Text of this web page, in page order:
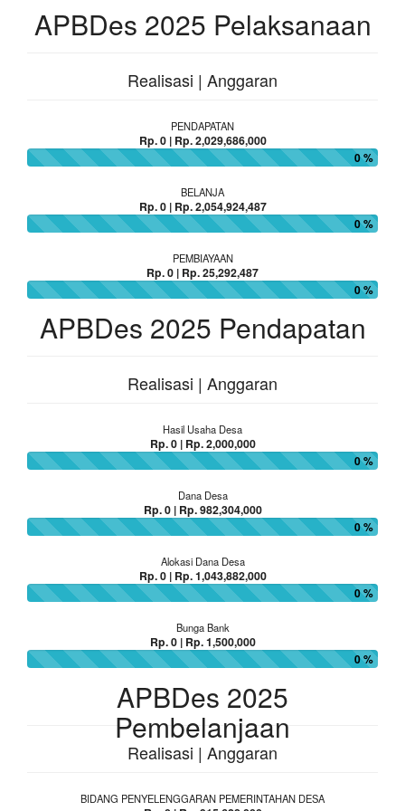
APBDes 2025 Pelaksanaan
Realisasi | Anggaran
PENDAPATAN
Rp. 0 | Rp. 2,029,686,000
0 %
BELANJA
Rp. 0 | Rp. 2,054,924,487
0 %
PEMBIAYAAN
Rp. 0 | Rp. 25,292,487
0 %
APBDes 2025 Pendapatan
Realisasi | Anggaran
Hasil Usaha Desa
Rp. 0 | Rp. 2,000,000
0 %
Dana Desa
Rp. 0 | Rp. 982,304,000
0 %
Alokasi Dana Desa
Rp. 0 | Rp. 1,043,882,000
0 %
Bunga Bank
Rp. 0 | Rp. 1,500,000
0 %
APBDes 2025
Pembelanjaan
Realisasi | Anggaran
BIDANG PENYELENGGARAN PEMERINTAHAN DESA